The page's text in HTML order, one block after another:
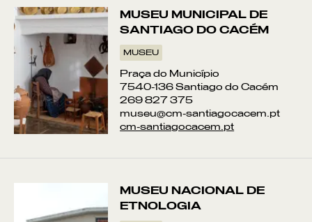
MUSEU MUNICIPAL DE
SANTIAGO DO CACÉM
MUSEU
Praça do Município
7540-136 Santiago do Cacém
269 827 375
museu@cm-santiagocacem.pt
cm-santiagocacem.pt
MUSEU NACIONAL DE
ETNOLOGIA